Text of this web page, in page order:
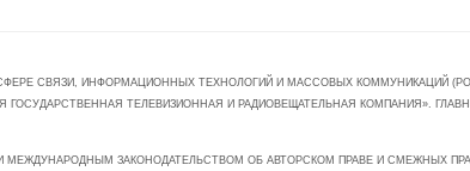
СВЯЗИ, ИНФОРМАЦИОННЫХ ТЕХНОЛОГИЙ И МАССОВЫХ КОММУНИКАЦИЙ
ГОСУДАРСТВЕННАЯ ТЕЛЕВИЗИОННАЯ И РАДИОВЕЩАТЕЛЬНАЯ КОМПАНИЯ».
ЗАКОНОДАТЕЛЬСТВОМ ОБ АВТОРСКОМ ПРАВЕ И СМЕЖНЫХ